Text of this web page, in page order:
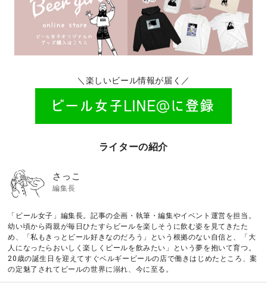
＼楽しいビール情報が届く／
ライターの紹介
さっこ
編集長
「ビール女子」編集長。記事の企画・執筆・編集やイベント運営を担当。
幼い頃から両親が毎日ひたすらビールを楽しそうに飲む姿を見てきたた
め、「私もきっとビール好きなのだろう」という根拠のない自信と、「大
人になったらおいしく楽しくビールを飲みたい」という夢を抱いて育つ。
20歳の誕生日を迎えてすぐベルギービールの店で働きはじめたところ、案
の定魅了されてビールの世界に溺れ、今に至る。